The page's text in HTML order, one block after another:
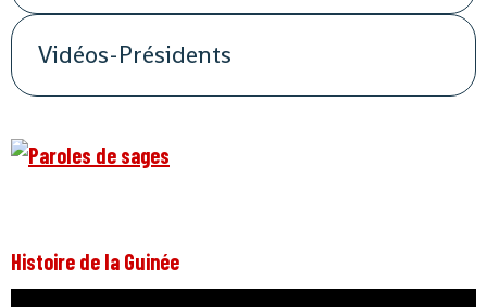
Vidéos-Présidents
Histoire de la Guinée